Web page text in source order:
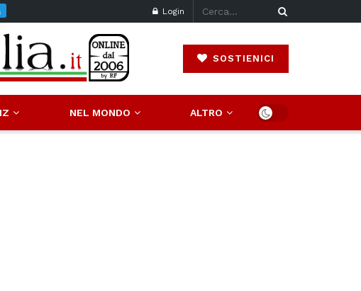
Login
SOSTIENICI
NEL MONDO ALTRO